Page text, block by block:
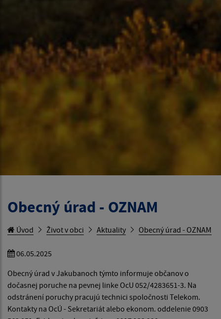
Obecný úrad - OZNAM
Úvod Život v obci Aktuality Obecný úrad - OZNAM
06.05.2025
Obecný úrad v Jakubanoch týmto informuje občanov o
dočasnej poruche na pevnej linke OcU 052/4283651-3. Na
odstránení poruchy pracujú technici spoločnosti Telekom.
Kontakty na OcÚ - Sekretariát alebo ekonom. oddelenie 0903